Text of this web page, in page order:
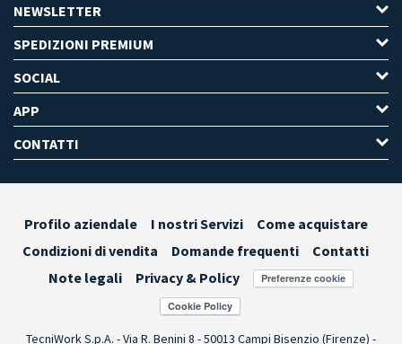
NEWSLETTER
SPEDIZIONI PREMIUM
SOCIAL
APP
CONTATTI
Profilo aziendale I nostri Servizi
Come acquistare
Condizioni di vendita
Domande frequenti
Contatti
Note legali
Privacy & Policy Preferenze cookie
TecniWork S.p.A. - Via R. Benini 8 - 50013 Campi Bisenzio (Firenze) -